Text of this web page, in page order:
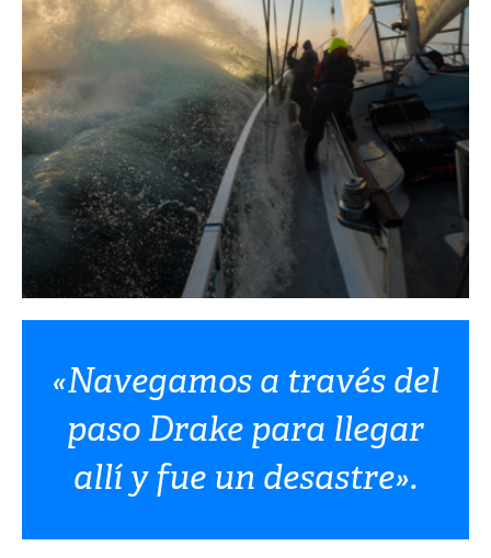
«Navegamos a través del
paso Drake para llegar
allí y fue un desastre».